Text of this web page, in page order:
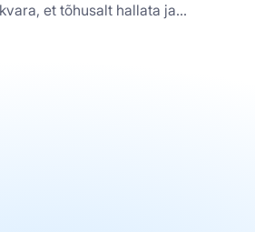
et tõhusalt hallata ja